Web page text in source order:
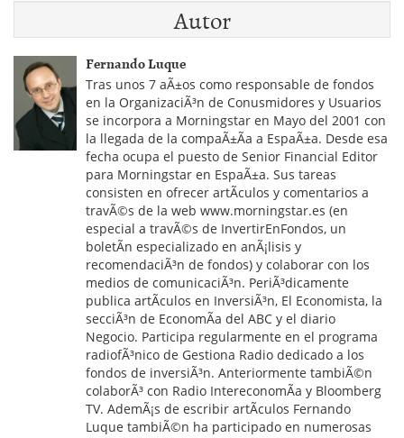
Autor
Fernando Luque
Tras unos 7 aÃ±os como responsable de fondos
en la OrganizaciÃ³n de Conusmidores y Usuarios
se incorpora a Morningstar en Mayo del 2001 con
la llegada de la compaÃ±Ã­a a EspaÃ±a. Desde esa
fecha ocupa el puesto de Senior Financial Editor
para Morningstar en EspaÃ±a. Sus tareas
consisten en ofrecer artÃ­culos y comentarios a
travÃ©s de la web www.morningstar.es (en
especial a travÃ©s de InvertirEnFondos, un
boletÃ­n especializado en anÃ¡lisis y
recomendaciÃ³n de fondos) y colaborar con los
medios de comunicaciÃ³n. PeriÃ³dicamente
publica artÃ­culos en InversiÃ³n, El Economista, la
secciÃ³n de EconomÃ­a del ABC y el diario
Negocio. Participa regularmente en el programa
radiofÃ³nico de Gestiona Radio dedicado a los
fondos de inversiÃ³n. Anteriormente tambiÃ©n
colaborÃ³ con Radio IntereconomÃ­a y Bloomberg
TV. AdemÃ¡s de escribir artÃ­culos Fernando
Luque tambiÃ©n ha participado en numerosas